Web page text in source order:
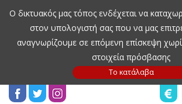
Ο δικτυακός μας τόπος ενδέχεται να
στον υπολογιστή σας που να μας
αναγνωρίζουμε σε επόμενη επίσκεψη
στοιχεία πρόσβασης